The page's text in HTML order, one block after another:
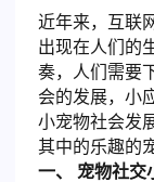
近年来，互联
出现在人们的
奏，人们需要
会的发展，小
小宠物社会发
其中的乐趣的
一、 宠物社交